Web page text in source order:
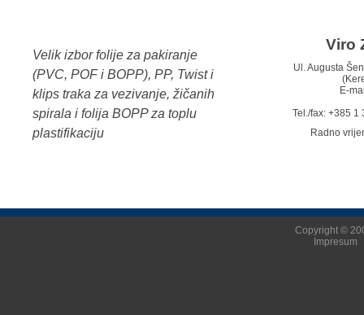
Velik izbor folije za pakiranje
(PVC, POF i BOPP), PP, Twist i
klips traka za vezivanje, žičanih
spirala i folija BOPP za toplu
plastifikaciju
Viro
Ul. Augusta
E-
Tel./fax: +385 1
Radno
Copyright ©
Impresum